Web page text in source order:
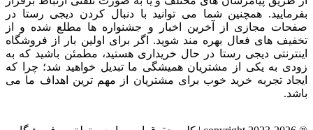
بفرمایید. همچنین شما می توانید با دنبال کردن دیجی رستا در
صفحات مجازی از آخرین اخبار و جشنواره ها مطلع شده و از
تخفیف های فعال بهره مند شوید. اگر برای اولین بار از فروشگاه
اینترنتی دیجی رستا در حال خریداری هستید، مطمئن باشید که به
زودی به یکی از مشتریان همیشگی ما تبدیل خواهید شد؛ چرا که
ایجاد تجربه خرید خوب برای مشتریان از مهم ترین اهداف ما می
باشد.